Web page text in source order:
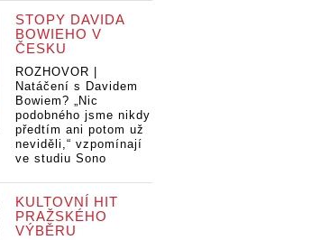
STOPY DAVIDA
BOWIEHO V
ČESKU
ROZHOVOR |
Natáčení s Davidem
Bowiem? „Nic
podobného jsme nikdy
předtím ani potom už
neviděli,“ vzpomínají
ve studiu Sono
KULTOVNÍ HIT
PRAŽSKÉHO
VÝBĚRU